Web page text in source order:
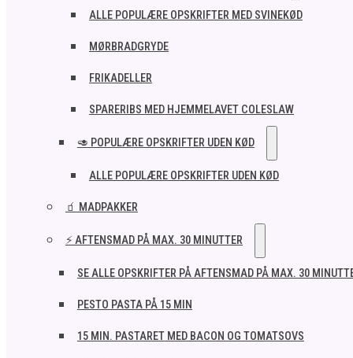
ALLE POPULÆRE OPSKRIFTER MED SVINEKØD
MØRBRADGRYDE
FRIKADELLER
SPARERIBS MED HJEMMELAVET COLESLAW
🥑 POPULÆRE OPSKRIFTER UDEN KØD
ALLE POPULÆRE OPSKRIFTER UDEN KØD
🧃 MADPAKKER
⚡ AFTENSMAD PÅ MAX. 30 MINUTTER
SE ALLE OPSKRIFTER PÅ AFTENSMAD PÅ MAX. 30
PESTO PASTA PÅ 15 MIN
15 MIN. PASTARET MED BACON OG TOMATSOVS